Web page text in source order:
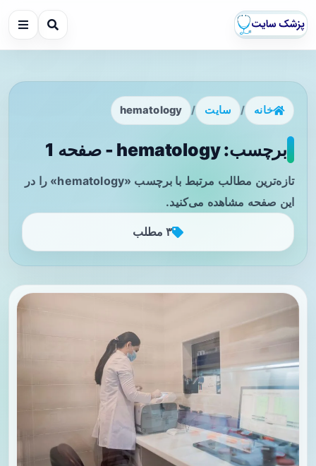
خانه / سایت /
hematology
برچسب: hematology - صفحه 1
تازه‌ترین مطالب مرتبط با برچسب «hematology» را در
این صفحه مشاهده می‌کنید.
۳ مطلب